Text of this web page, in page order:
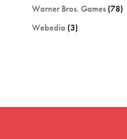
Warner Bros. Games (78)
Webedia (3)